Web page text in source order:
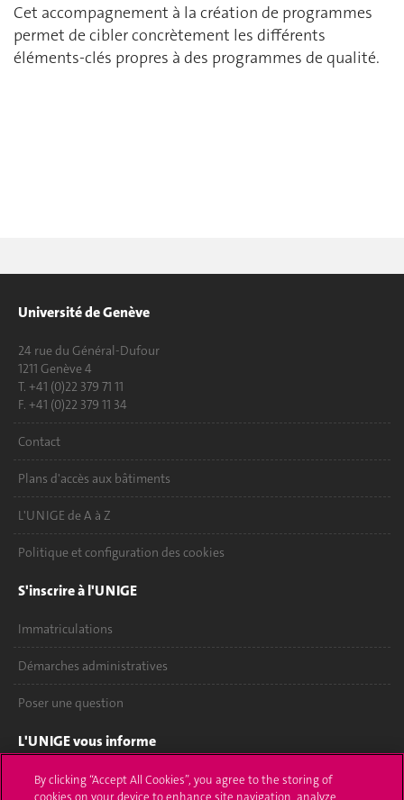
Cet accompagnement à la création de programmes
permet de cibler concrètement les différents
éléments-clés propres à des programmes de qualité.
Université de Genève
24 rue du Général-Dufour
1211 Genève 4
T. +41 (0)22 379 71 11
F. +41 (0)22 379 11 34
Contact
Plans d'accès aux bâtiments
L'UNIGE de A à Z
Politique et configuration des cookies
S'inscrire à l'UNIGE
Immatriculations
Démarches administratives
Poser une question
L'UNIGE vous informe
UNIGE Mobile
By clicking “Accept All Cookies”, you agree to the storing of
cookies on your device to enhance site navigation, analyze